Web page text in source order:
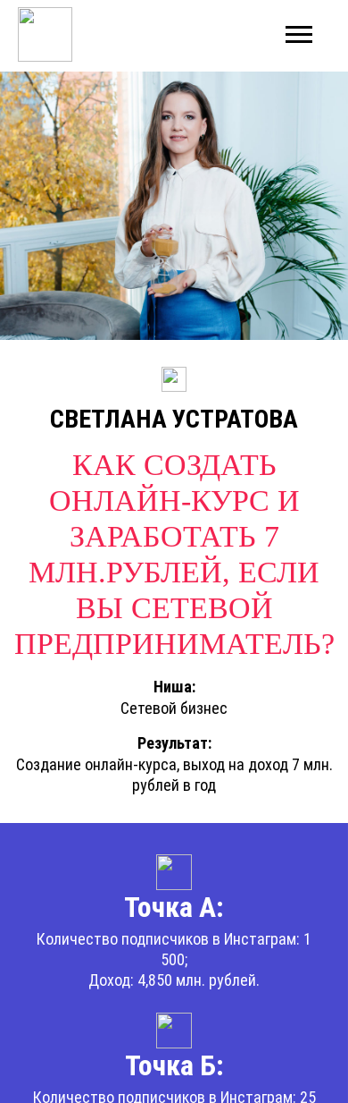
СВЕТЛАНА УСТРАТОВА
КАК СОЗДАТЬ
ОНЛАЙН-КУРС И
ЗАРАБОТАТЬ 7
МЛН.РУБЛЕЙ, ЕСЛИ
ВЫ СЕТЕВОЙ
ПРЕДПРИНИМАТЕЛЬ?
Ниша:
Сетевой бизнес
Результат:
Создание онлайн-курса, выход на доход 7 млн.
рублей в год
Точка А:
Количество подписчиков в Инстаграм: 1
500;
Доход: 4,850 млн. рублей.
Точка Б:
Количество подписчиков в Инстаграм: 25